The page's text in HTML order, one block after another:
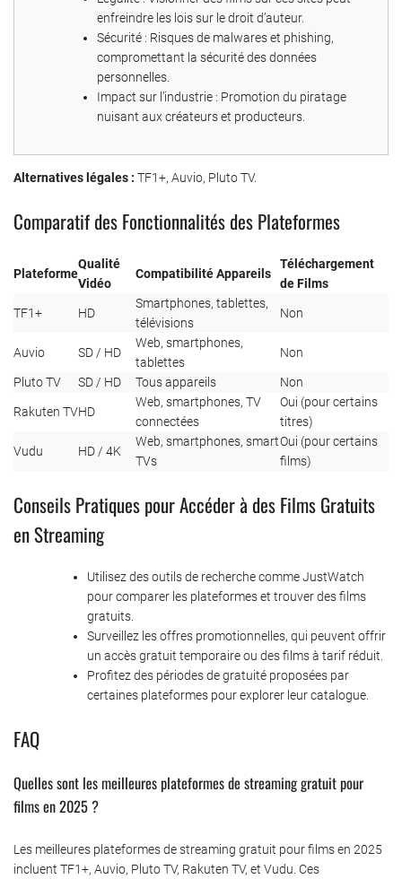
enfreindre les lois sur le droit d’auteur.
Sécurité : Risques de malwares et phishing,
compromettant la sécurité des données
personnelles.
Impact sur l’industrie : Promotion du piratage
nuisant aux créateurs et producteurs.
Alternatives légales : TF1+, Auvio, Pluto TV.
Comparatif des Fonctionnalités des Plateformes
Plateforme
Qualité
Vidéo
Compatibilité Appareils
Téléchargement
de Films
TF1+ HD
Smartphones, tablettes,
télévisions
Non
Auvio SD / HD
Web, smartphones,
tablettes
Non
Pluto TV SD / HD Tous appareils Non
Rakuten TVHD
Web, smartphones, TV
connectées
Oui (pour certains
titres)
Vudu HD / 4K
Web, smartphones, smart
TVs
Oui (pour certains
films)
Conseils Pratiques pour Accéder à des Films Gratuits
en Streaming
Utilisez des outils de recherche comme JustWatch
pour comparer les plateformes et trouver des films
gratuits.
Surveillez les offres promotionnelles, qui peuvent offrir
un accès gratuit temporaire ou des films à tarif réduit.
Profitez des périodes de gratuité proposées par
certaines plateformes pour explorer leur catalogue.
FAQ
Quelles sont les meilleures plateformes de streaming gratuit pour
films en 2025 ?
Les meilleures plateformes de streaming gratuit pour films en 2025
incluent TF1+, Auvio, Pluto TV, Rakuten TV, et Vudu. Ces